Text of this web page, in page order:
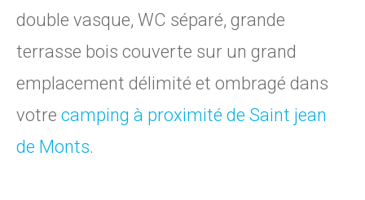
double vasque, WC séparé, grande
terrasse bois couverte sur un grand
emplacement délimité et ombragé dans
votre camping à proximité de Saint jean
de Monts.